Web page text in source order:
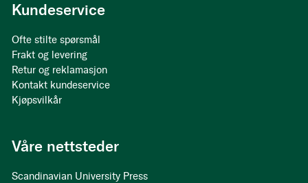
Kundeservice
Ofte stilte spørsmål
Frakt og levering
Retur og reklamasjon
Kontakt kundeservice
Kjøpsvilkår
Våre nettsteder
Scandinavian University Press